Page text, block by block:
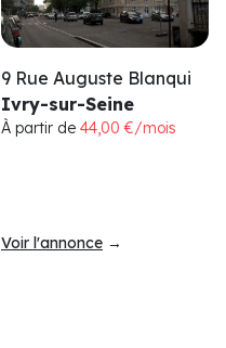
9 Rue Auguste Blanqui
Ivry-sur-Seine
À partir de 44,00 €/mois
Voir l'annonce →